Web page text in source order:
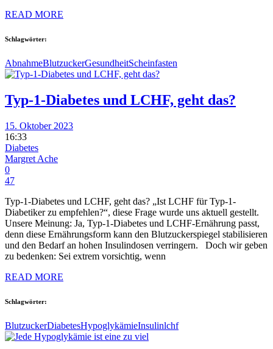
READ MORE
Schlagwörter:
AbnahmeBlutzuckerGesundheitScheinfasten
Typ-1-Diabetes und LCHF, geht das?
15. Oktober 2023
16:33
Diabetes
Margret Ache
0
47
Typ-1-Diabetes und LCHF, geht das? „Ist LCHF für Typ-1-
Diabetiker zu empfehlen?“, diese Frage wurde uns aktuell gestellt.
Unsere Meinung: Ja, Typ-1-Diabetes und LCHF-Ernährung passt,
denn diese Ernährungsform kann den Blutzuckerspiegel stabilisieren
und den Bedarf an hohen Insulindosen verringern. Doch wir geben
zu bedenken: Sei extrem vorsichtig, wenn
READ MORE
Schlagwörter:
BlutzuckerDiabetesHypoglykämieInsulinlchf